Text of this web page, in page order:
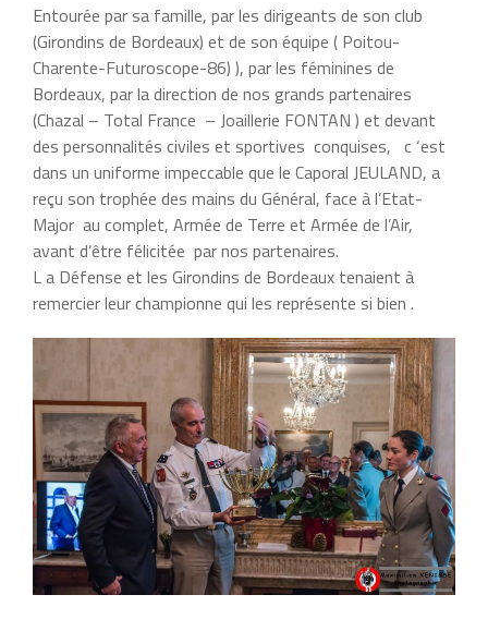
Entourée par sa famille, par les dirigeants de son club
(Girondins de Bordeaux) et de son équipe ( ​Poitou-
Charente-Futuroscope-86)​ ), par les féminines de
Bordeaux, par la direction de nos grands partenaires
(Chazal – Total France ​ – Joaillerie FONTAN​ ) et ​devant
des personnalités civiles et sportives ​ conquises,​ ​ ​ ​c​ ‘est
dans un uniforme impeccable que le Caporal JEULAND, a
reçu son trophée des mains du Général, face à l’Etat-
Major ​ ​au complet, Armée de Terre et Armée de l’Air, ​
avant ​d’être félicitée ​ par nos partenaires.​
L ​a Défense et les Girondins de Bordeaux tenaient à
remercier ​leur​ championne qui les représente si bien ​.